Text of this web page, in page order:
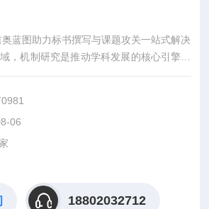
蓝图助力标书撰写与课题攻关一站式解决
，机制研究是推动学科发展的核心引擎。
到高质量标书撰写，从复杂实验实施到科
吉奥蓝图（JENNIO-LAB）依托全链式科
，推出"机制研究课题全周期赋能计划"，
论创新到数据落地的完整解决方案。
06
18802032712